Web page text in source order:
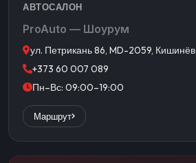
АВТОСАЛОН
ProAuto — Шоурум
ул. Петрикань 86, MD-2059, Кишинёв
+373 60 007 089
Пн–Вс: 09:00–19:00
Маршрут